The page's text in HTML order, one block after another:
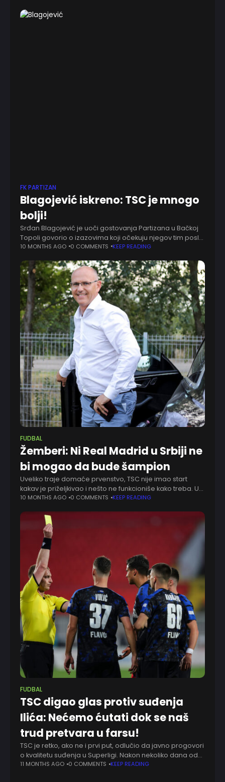
FK PARTIZAN
Blagojević iskreno: TSC je mnogo
bolji!
Srđan Blagojević je uoči gostovanja Partizana u Bačkoj
Topoli govorio o izazovima koji očekuju njegov tim posle
reprezentativne pauze i istakao da nema nikakve
10 MONTHS AGO 0 COMMENTS KEEP READING
FUDBAL
Žemberi: Ni Real Madrid u Srbiji ne
bi mogao da bude šampion
Uveliko traje domaće prvenstvo, TSC nije imao start
kakav je priželjkivao i nešto ne funkcioniše kako treba. U
poslednje vreme sve češće slušamo da prvenstvo nije
10 MONTHS AGO 0 COMMENTS KEEP READING
FUDBAL
TSC digao glas protiv suđenja
Ilića: Nećemo ćutati dok se naš
trud pretvara u farsu!
TSC je retko, ako ne i prvi put, odlučio da javno progovori
o kvalitetu suđenja u Superligi. Nakon nekoliko dana od
utakmice sa Čukaričkim, u Bačkoj Topoli su čekali
11 MONTHS AGO 0 COMMENTS KEEP READING